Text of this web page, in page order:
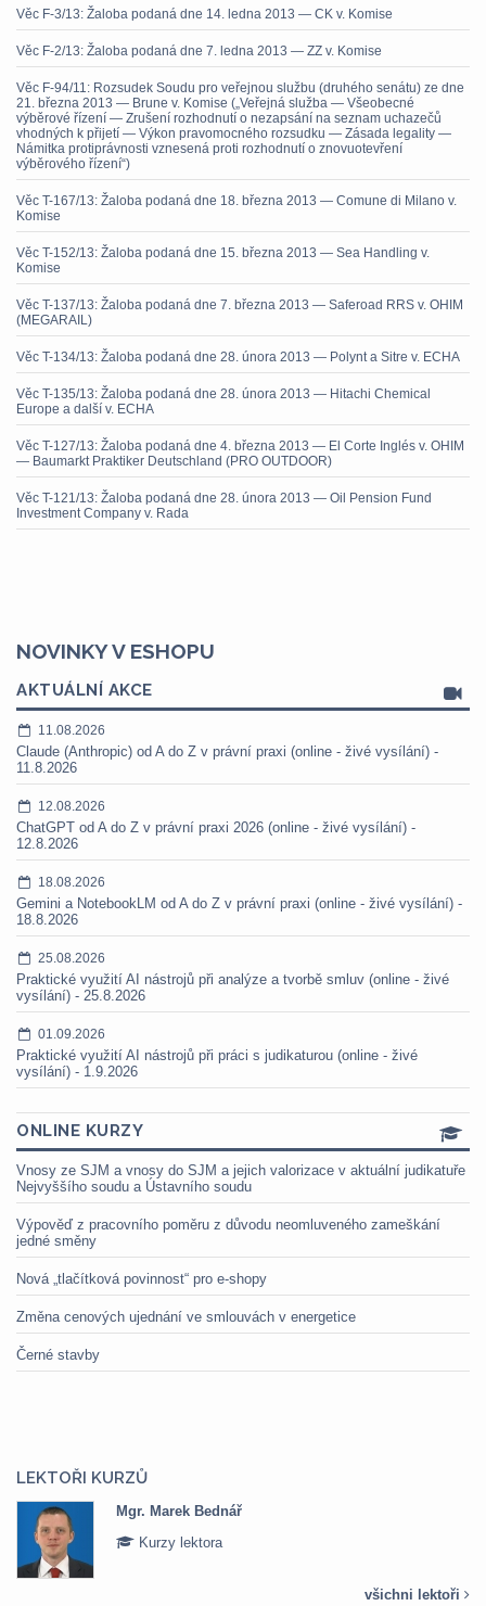
Věc F-3/13: Žaloba podaná dne 14. ledna 2013 — CK v. Komise
Věc F-2/13: Žaloba podaná dne 7. ledna 2013 — ZZ v. Komise
Věc F-94/11: Rozsudek Soudu pro veřejnou službu (druhého senátu) ze dne
21. března 2013 — Brune v. Komise („Veřejná služba — Všeobecné
výběrové řízení — Zrušení rozhodnutí o nezapsání na seznam uchazečů
vhodných k přijetí — Výkon pravomocného rozsudku — Zásada legality —
Námitka protiprávnosti vznesená proti rozhodnutí o znovuotevření
výběrového řízení“)
Věc T-167/13: Žaloba podaná dne 18. března 2013 — Comune di Milano v.
Komise
Věc T-152/13: Žaloba podaná dne 15. března 2013 — Sea Handling v.
Komise
Věc T-137/13: Žaloba podaná dne 7. března 2013 — Saferoad RRS v. OHIM
(MEGARAIL)
Věc T-134/13: Žaloba podaná dne 28. února 2013 — Polynt a Sitre v. ECHA
Věc T-135/13: Žaloba podaná dne 28. února 2013 — Hitachi Chemical
Europe a další v. ECHA
Věc T-127/13: Žaloba podaná dne 4. března 2013 — El Corte Inglés v. OHIM
— Baumarkt Praktiker Deutschland (PRO OUTDOOR)
Věc T-121/13: Žaloba podaná dne 28. února 2013 — Oil Pension Fund
Investment Company v. Rada
NOVINKY V ESHOPU
AKTUÁLNÍ AKCE
11.08.2026
Claude (Anthropic) od A do Z v právní praxi (online - živé vysílání) -
11.8.2026
12.08.2026
ChatGPT od A do Z v právní praxi 2026 (online - živé vysílání) -
12.8.2026
18.08.2026
Gemini a NotebookLM od A do Z v právní praxi (online - živé vysílání) -
18.8.2026
25.08.2026
Praktické využití AI nástrojů při analýze a tvorbě smluv (online - živé
vysílání) - 25.8.2026
01.09.2026
Praktické využití AI nástrojů při práci s judikaturou (online - živé
vysílání) - 1.9.2026
ONLINE KURZY
Vnosy ze SJM a vnosy do SJM a jejich valorizace v aktuální judikatuře
Nejvyššího soudu a Ústavního soudu
Výpověď z pracovního poměru z důvodu neomluveného zameškání
jedné směny
Nová „tlačítková povinnost“ pro e-shopy
Změna cenových ujednání ve smlouvách v energetice
Černé stavby
LEKTOŘI KURZŮ
Mgr. Marek Bednář
Kurzy lektora
všichni lektoři